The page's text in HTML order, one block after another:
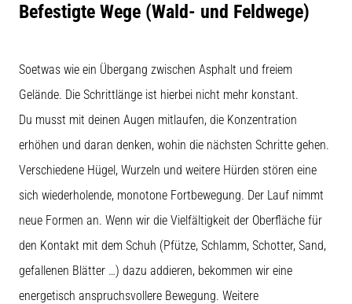
Befestigte Wege (Wald- und Feldwege)
Soetwas wie ein Übergang zwischen Asphalt und freiem
Gelände. Die Schrittlänge ist hierbei nicht mehr konstant.
Du musst mit deinen Augen mitlaufen, die Konzentration
erhöhen und daran denken, wohin die nächsten Schritte gehen.
Verschiedene Hügel, Wurzeln und weitere Hürden stören eine
sich wiederholende, monotone Fortbewegung. Der Lauf nimmt
neue Formen an. Wenn wir die Vielfältigkeit der Oberfläche für
den Kontakt mit dem Schuh (Pfütze, Schlamm, Schotter, Sand,
gefallenen Blätter …) dazu addieren, bekommen wir eine
energetisch anspruchsvollere Bewegung. Weitere